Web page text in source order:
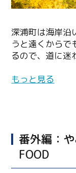
深浦町は海岸沿
うと遠くからで
るので、道に迷
もっと見る
番外編：
FOOD